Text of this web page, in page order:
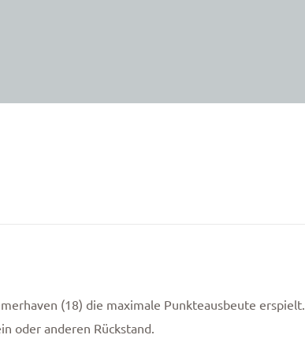
(18) die maximale Punkteausbeute
oder anderen Rückstand.